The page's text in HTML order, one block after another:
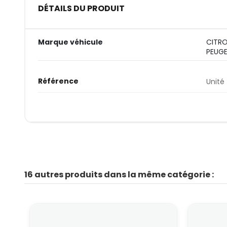
DÉTAILS DU PRODUIT
Marque véhicule
Référence Unité
16 autres produits dans la même catégorie :